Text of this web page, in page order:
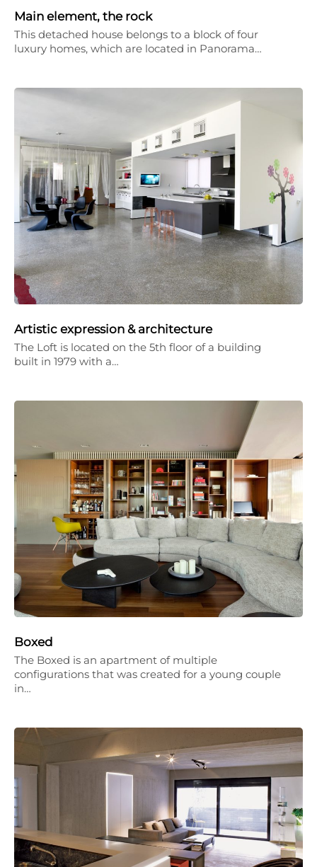
Main element, the rock
This detached house belongs to a block of four
luxury homes, which are located in Panorama…
Artistic expression & architecture
The Loft is located on the 5th floor of a building
built in 1979 with a…
Boxed
The Boxed is an apartment of multiple
configurations that was created for a young couple
in…